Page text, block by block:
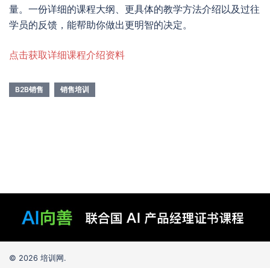
量。一份详细的课程大纲、更具体的教学方法介绍以及过往
学员的反馈，能帮助你做出更明智的决定。
点击获取详细课程介绍资料
B2B销售 销售培训
© 2026 培训网.